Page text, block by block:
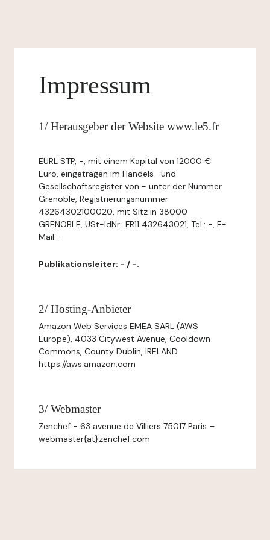
Impressum
1/ Herausgeber der Website www.le5.fr
EURL STP, -, mit einem Kapital von 12000 €
Euro, eingetragen im Handels- und
Gesellschaftsregister von - unter der Nummer
Grenoble, Registrierungsnummer
43264302100020, mit Sitz in 38000
GRENOBLE, USt-IdNr.: FR11 432643021, Tel.: -, E-
Mail: -
Publikationsleiter: - / -.
2/ Hosting-Anbieter
Amazon Web Services EMEA SARL (AWS
Europe), 4033 Citywest Avenue, Cooldown
Commons, County Dublin, IRELAND
https://aws.amazon.com
3/ Webmaster
Zenchef - 63 avenue de Villiers 75017 Paris –
webmaster{at}zenchef.com